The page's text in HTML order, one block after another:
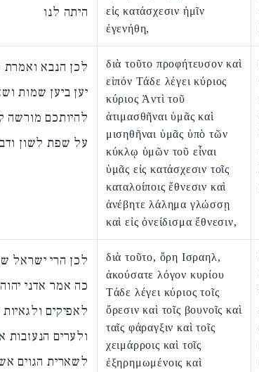
היתה לנו
εἰς κατάσχεσιν ἡμῖν
ἐγενήθη,
לכן הנבא ואמרת
יען ביען שמות
להיותכם מורשה
על שפת לשון
διὰ τοῦτο προφήτευσον καὶ
εἰπόν Τάδε λέγει κύριος
κύριος Ἀντὶ τοῦ
ἀτιμασθῆναι ὑμᾶς καὶ
μισηθῆναι ὑμᾶς ὑπὸ τῶν
κύκλῳ ὑμῶν τοῦ εἶναι
ὑμᾶς εἰς κατάσχεσιν τοῖς
καταλοίποις ἔθνεσιν καὶ
ἀνέβητε λάλημα γλώσσῃ
καὶ εἰς ὀνείδισμα ἔθνεσιν,
לכן הרי ישראל
כה אמר אדני
לאפיקים
ולערים הנעזבות
לשארית הגוים
διὰ τοῦτο, ὄρη Ισραηλ,
ἀκούσατε λόγον κυρίου
Τάδε λέγει κύριος τοῖς
ὄρεσιν καὶ τοῖς βουνοῖς καὶ
ταῖς φάραγξιν καὶ τοῖς
χειμάρροις καὶ τοῖς
ἐξηρημωμένοις καὶ